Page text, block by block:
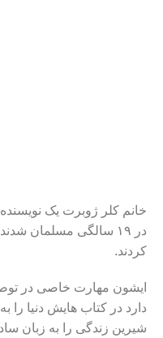
خانم کلر ژوبرت یک
در ۱۹ سالگی مسلمان
کردند.
ایشون مهارت خاصی در
دارد در کتاب هایش دنیا را
شیرین زندگی را به زبان